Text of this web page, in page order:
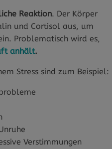
Reaktion. Der Körper
und Cortisol aus, um
Problematisch wird es,
anhält.
Stress sind zum Beispiel:
Verstimmungen